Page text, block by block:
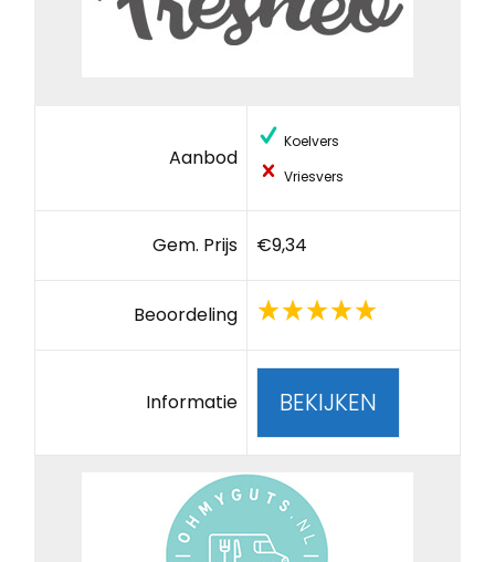
Aanbod
Koelvers
Vriesvers
Gem. Prijs €9,34
Beoordeling
Informatie BEKIJKEN